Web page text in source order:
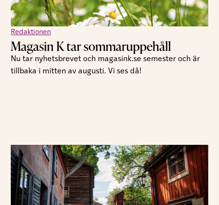
Redaktionen
Magasin K tar sommaruppehåll
Nu tar nyhetsbrevet och magasink.se semester och är
tillbaka i mitten av augusti. Vi ses då!